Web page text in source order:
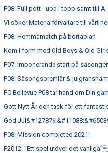
P08: Full pott - upp i topp samt till
Vi söker Materialförvaltare till vårt
P08: Hemmamatch på bortaplan
Kom i form med Old Boys & Old
P07: Imponerande start på
P08: Säsongspremiär &
FC Bellevue P08 tar hand om Din
Gott Nytt År och tack för ett
God
P08: Mission completed 2021!
P2012: ”Ett spel utöver det